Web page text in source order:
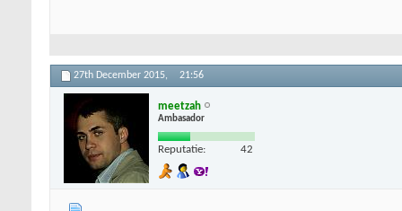
27th December 2015, 21:56
meetzah
Ambasador
Reputatie: 42